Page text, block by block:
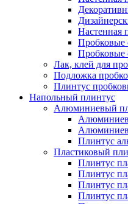
Настенная
Пробковые
Пробковые
Лак, клей для
Подложка
Плинтус
Напольный плинтус
Алюминиевый
Плинтус
Пластиковый
Плинтус
Плинтус
Плинтус
Плинтус